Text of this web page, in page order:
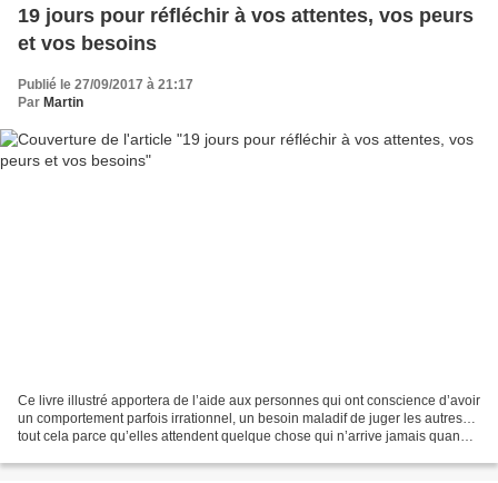
19 jours pour réfléchir à vos attentes, vos peurs
et vos besoins
Publié le 27/09/2017 à 21:17
Par Martin
Ce livre illustré apportera de l’aide aux personnes qui ont conscience d’avoir
un comportement parfois irrationnel, un besoin maladif de juger les autres…
tout cela parce qu’elles attendent quelque chose qui n’arrive jamais quand